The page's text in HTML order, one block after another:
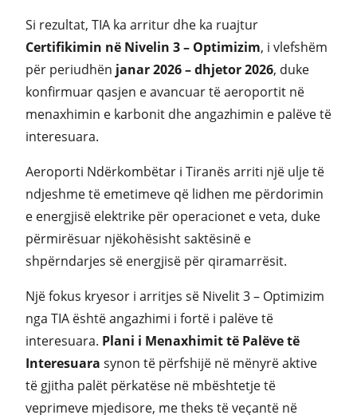
Si rezultat, TIA ka arritur dhe ka ruajtur
Certifikimin në Nivelin 3 – Optimizim, i vlefshëm
për periudhën janar 2026 – dhjetor 2026, duke
konfirmuar qasjen e avancuar të aeroportit në
menaxhimin e karbonit dhe angazhimin e palëve të
interesuara.
Aeroporti Ndërkombëtar i Tiranës arriti një ulje të
ndjeshme të emetimeve që lidhen me përdorimin
e energjisë elektrike për operacionet e veta, duke
përmirësuar njëkohësisht saktësinë e
shpërndarjes së energjisë për qiramarrësit.
Një fokus kryesor i arritjes së Nivelit 3 – Optimizim
nga TIA është angazhimi i fortë i palëve të
interesuara. Plani i Menaxhimit të Palëve të
Interesuara synon të përfshijë në mënyrë aktive
të gjitha palët përkatëse në mbështetje të
veprimeve mjedisore, me theks të veçantë në